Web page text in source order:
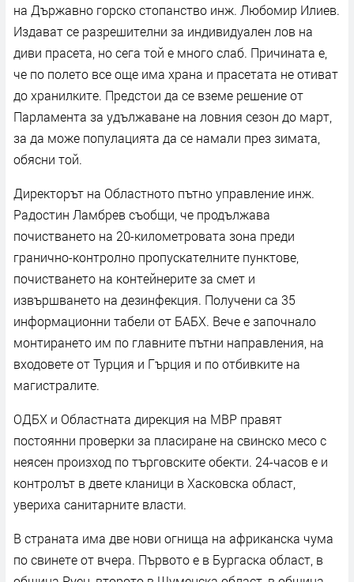
на Държавно горско стопанство инж. Любомир Илиев.
Издават се разрешителни за индивидуален лов на
диви прасета, но сега той е много слаб. Причината е,
че по полето все още има храна и прасетата не отиват
до хранилките. Предстои да се вземе решение от
Парламента за удължаване на ловния сезон до март,
за да може популацията да се намали през зимата,
обясни той.
Директорът на Областното пътно управление инж.
Радостин Ламбрев съобщи, че продължава
почистването на 20-километровата зона преди
гранично-контролно пропускателните пунктове,
почистването на контейнерите за смет и
извършването на дезинфекция. Получени са 35
информационни табели от БАБХ. Вече е започнало
монтирането им по главните пътни направления, на
входовете от Турция и Гърция и по отбивките на
магистралите.
ОДБХ и Областната дирекция на МВР правят
постоянни проверки за пласиране на свинско месо с
неясен произход по търговските обекти. 24-часов е и
контролът в двете кланици в Хасковска област,
увериха санитарните власти.
В страната има две нови огнища на африканска чума
по свинете от вчера. Първото е в Бургаска област, в